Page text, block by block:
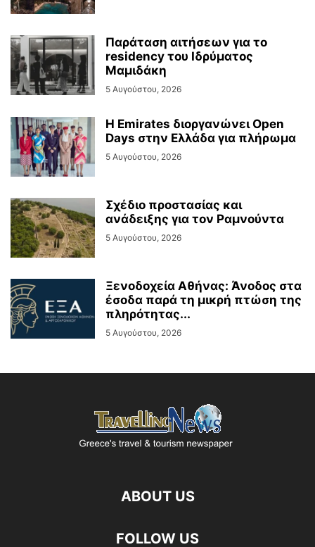
Παράταση αιτήσεων για το
residency του Ιδρύματος
Μαμιδάκη
5 Αυγούστου, 2026
Η Emirates διοργανώνει Open
Days στην Ελλάδα για πλήρωμα
5 Αυγούστου, 2026
Σχέδιο προστασίας και
ανάδειξης για τον Ραμνούντα
5 Αυγούστου, 2026
Ξενοδοχεία Αθήνας: Άνοδος στα
έσοδα παρά τη μικρή πτώση της
πληρότητας...
5 Αυγούστου, 2026
ABOUT US
FOLLOW US